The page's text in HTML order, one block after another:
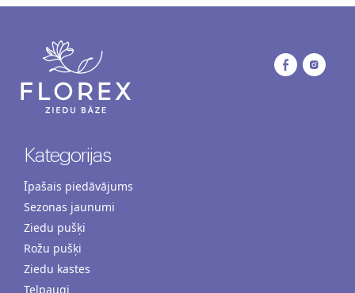
Kategorijas
Īpašais piedāvājums
Sezonas jaunumi
Ziedu pušķi
Rožu pušķi
Ziedu kastes
Telpaugi